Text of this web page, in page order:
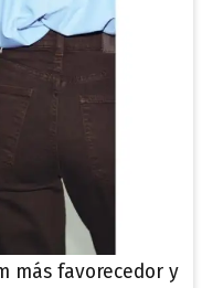
más favorecedor y